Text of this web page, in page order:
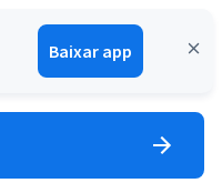
Baixar app
Entrar